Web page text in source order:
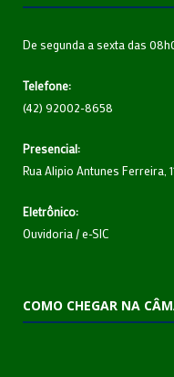
De segunda a sexta das
Telefone:
(42) 92002-8658
Presencial:
Rua Alipio Antunes Ferreira,
Eletrônico:
Ouvidoria /e-SIC
COMO CHEGAR NA